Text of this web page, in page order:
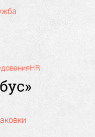
HR